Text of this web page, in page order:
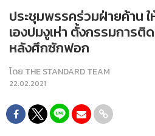
ประชุมพรรคร่วมฝ่ายค้าน
เองปมงูเห่า ตั้งกรรมการ
หลังศึกซักฟอก
โดย THE STANDARD TEAM
22.02.2021